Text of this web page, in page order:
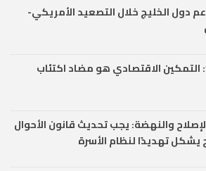
دول الخليج خلال التصعيد الأمريكي-
الاقتصادي هو مضاد اكتئاب
والنهضة: يجب تحديث قانون الأحوال
يشكل تهديدًا لنظام الأسرة